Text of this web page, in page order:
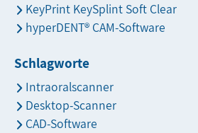
KeyPrint KeySplint Soft Clear
hyperDENT® CAM-Software
Schlagworte
Intraoralscanner
Desktop-Scanner
CAD-Software